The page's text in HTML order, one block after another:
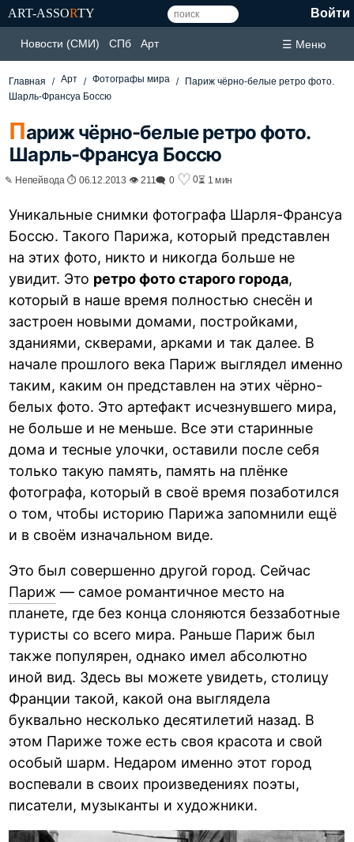
ART-ASSORTY Войти
Новости (СМИ) СПб Арт ☰ Меню
Главная Арт Фотографы мира
Париж чёрно-белые ретро фото.
Шарль-Франсуа Боссю
Париж чёрно-белые ретро фото.
Шарль-Франсуа Боссю
✎ Непейвода ⏱ 06.12.2013 👁 211🗨 0 ♡ 0⏳ 1 мин
Уникальные снимки фотографа Шарля-Франсуа
Боссю. Такого Парижа, который представлен
на этих фото, никто и никогда больше не
увидит. Это ретро фото старого города,
который в наше время полностью снесён и
застроен новыми домами, постройками,
зданиями, скверами, арками и так далее. В
начале прошлого века Париж выглядел именно
таким, каким он представлен на этих чёрно-
белых фото. Это артефакт исчезнувшего мира,
не больше и не меньше. Все эти старинные
дома и тесные улочки, оставили после себя
только такую память, память на плёнке
фотографа, который в своё время позаботился
о том, чтобы историю Парижа запомнили ещё
и в своём изначальном виде.
Это был совершенно другой город. Сейчас
Париж — самое романтичное место на
планете, где без конца слоняются беззаботные
туристы со всего мира. Раньше Париж был
также популярен, однако имел абсолютно
иной вид. Здесь вы можете увидеть, столицу
Франции такой, какой она выглядела
буквально несколько десятилетий назад. В
этом Париже тоже есть своя красота и свой
особый шарм. Недаром именно этот город
воспевали в своих произведениях поэты,
писатели, музыканты и художники.